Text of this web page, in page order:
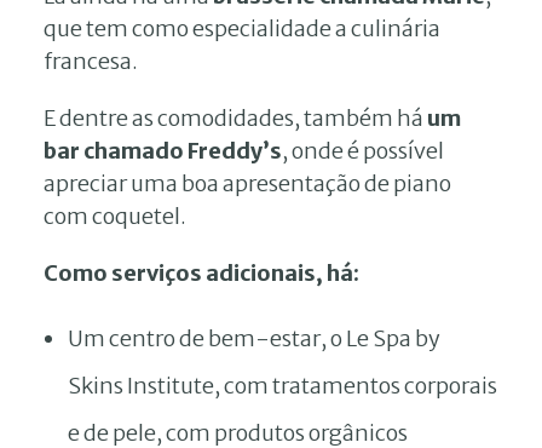
que tem como especialidade a culinária
francesa.
E dentre as comodidades, também há um
bar chamado Freddy’s, onde é possível
apreciar uma boa apresentação de piano
com coquetel.
Como serviços adicionais, há:
Um centro de bem-estar, o Le Spa by
Skins Institute, com tratamentos corporais
e de pele, com produtos orgânicos